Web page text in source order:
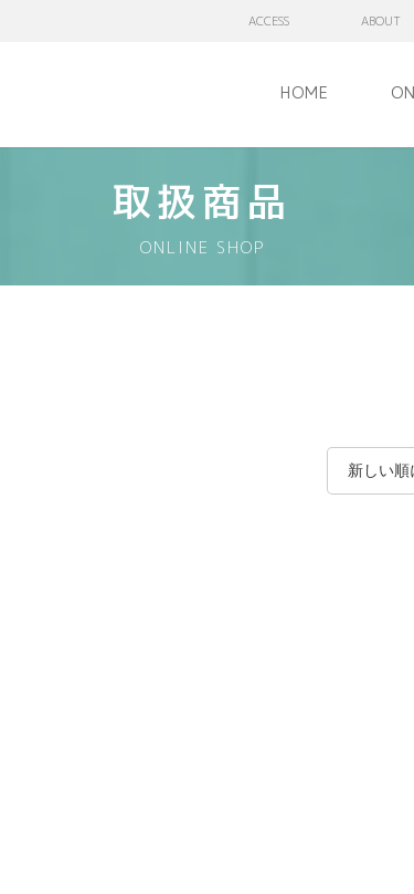
ACCESS ABOUT
HOME
取扱商品
ONLINE SHOP